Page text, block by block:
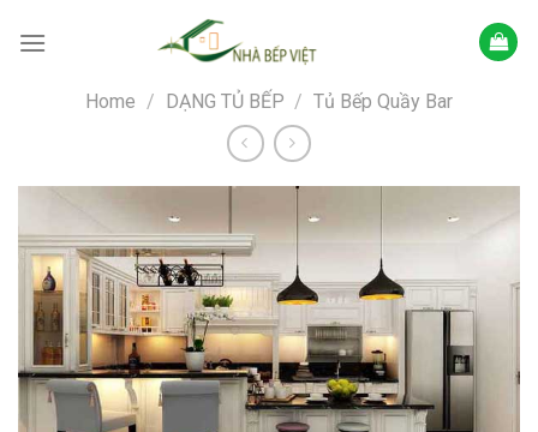
Home / DẠNG TỦ BẾP / Tủ Bếp Quầy Bar